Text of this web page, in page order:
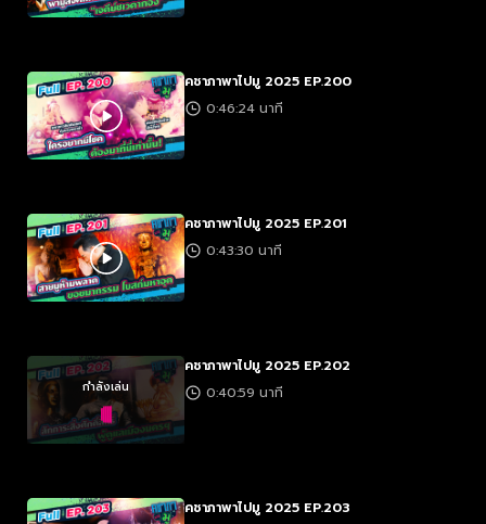
คชาภาพาไปมู 2025 EP.200
0:46:24 นาที
คชาภาพาไปมู 2025 EP.201
0:43:30 นาที
กำลังเล่น
คชาภาพาไปมู 2025 EP.202
0:40:59 นาที
คชาภาพาไปมู 2025 EP.203